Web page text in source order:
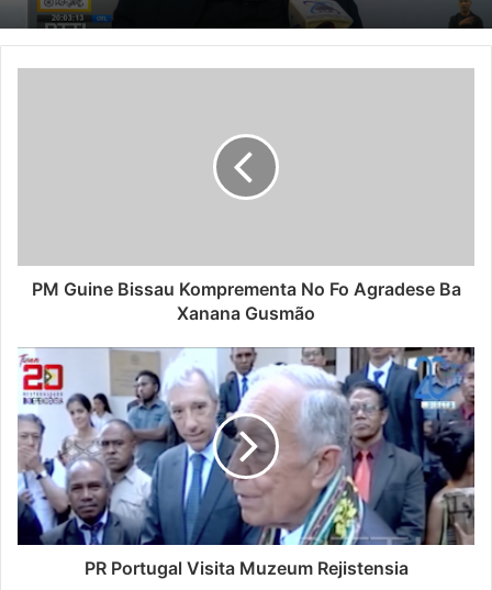
PM Guine Bissau Komprementa No Fo Agradese Ba
Xanana Gusmão
PR Portugal Visita Muzeum Rejistensia